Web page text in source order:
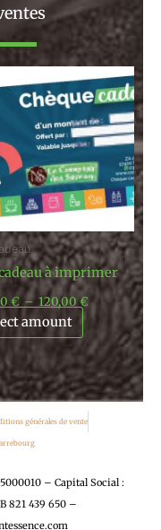
à imprimer
€ – 120,00€
Plage
de
prix :
130,00 €
à
120,00 €
amount
générales de vente
– Capital Social :
821 439 650 –